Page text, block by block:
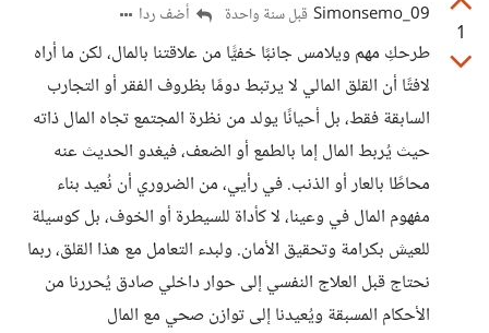
1
Simonsemo_09 قبل سنة واحدة أضف ردا
طرحكِ مهم ويلامس جانبًا خفيًّا من علاقتنا بالمال، لكن ما أراه
لافتًا أن القلق المالي لا يرتبط دومًا بظروف الفقر أو التجارب
السابقة فقط، بل أحيانًا يولد من نظرة المجتمع تجاه المال ذاته
حيث يُربط المال إما بالطمع أو الضعف، فيغدو الحديث عنه
محاطًا بالعار أو الذنب. في رأيي، من الضروري أن نُعيد بناء
مفهوم المال في وعينا، لا كأداة للسيطرة أو الخوف، بل كوسيلة
للعيش بكرامة وتحقيق الأمان. ولبدء التعامل مع هذا القلق، ربما
نحتاج قبل العلاج النفسي إلى حوار داخلي صادق يُحررنا من
الأحكام المسبقة ويُعيدنا إلى توازن صحي مع المال